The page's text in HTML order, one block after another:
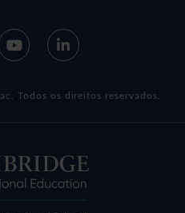
Todos os direitos reservados.